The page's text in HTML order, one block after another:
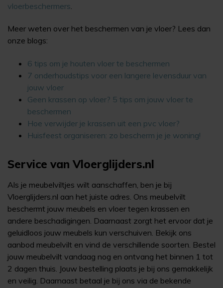
vloerbeschermers.
Meer weten over het beschermen van je vloer? Lees dan
onze blogs:
6 tips om je houten vloer te beschermen
7 onderhoudstips voor een langere levensduur van
jouw vloer
Geen krassen op vloer? 5 tips om jouw vloer te
beschermen
Hoe verwijder je krassen uit een pvc vloer?
Huisfeest organiseren: zo bescherm je je woning!
Service van Vloerglijders.nl
Als je meubelviltjes wilt aanschaffen, ben je bij
Vloerglijders.nl aan het juiste adres. Ons meubelvilt
beschermt jouw meubels en vloer tegen krassen en
andere beschadigingen. Daarnaast zorgt het ervoor dat je
geluidloos jouw meubels kun verschuiven. Bekijk ons
aanbod meubelvilt en vind de verschillende soorten. Bestel
jouw meubelvilt vandaag nog en ontvang het binnen 1 tot
2 dagen thuis. Jouw bestelling plaats je bij ons gemakkelijk
en veilig. Daarnaast betaal je bij ons via de bekende